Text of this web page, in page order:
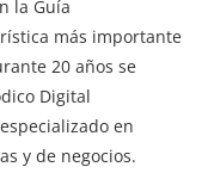
la Guía
más importante
20 años se
Digital
en
y de negocios.